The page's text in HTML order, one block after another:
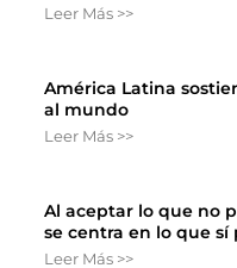
Leer Más >>
América Latina
al mundo
Leer Más >>
Al aceptar lo que no
se centra en lo que sí
Leer Más >>